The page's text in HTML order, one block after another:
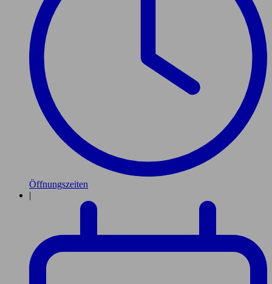
Öffnungszeiten
|